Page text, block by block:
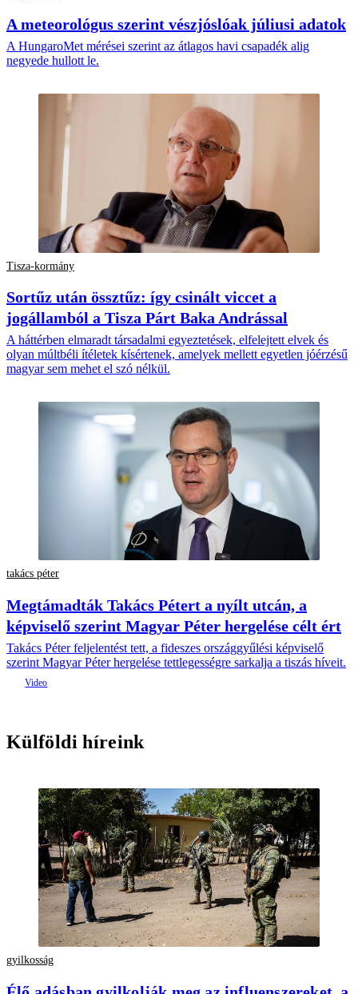
A meteorológus szerint vészjóslóak júliusi adatok
A HungaroMet mérései szerint az átlagos havi csapadék alig
negyede hullott le.
Tisza-kormány
Sortűz után össztűz: így csinált viccet a
jogállamból a Tisza Párt Baka Andrással
A háttérben elmaradt társadalmi egyeztetések, elfelejtett elvek és
olyan múltbéli ítéletek kísértenek, amelyek mellett egyetlen jóérzésű
magyar sem mehet el szó nélkül.
takács péter
Megtámadták Takács Pétert a nyílt utcán, a
képviselő szerint Magyar Péter hergelése célt ért
Takács Péter feljelentést tett, a fideszes országgyűlési képviselő
szerint Magyar Péter hergelése tettlegességre sarkalja a tiszás híveit.
Külföldi híreink
gyilkosság